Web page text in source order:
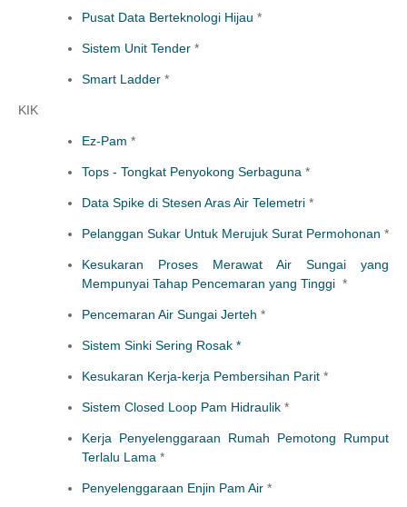
Pusat Data Berteknologi Hijau *
Sistem Unit Tender *
Smart Ladder *
KIK
Ez-Pam *
Tops - Tongkat Penyokong Serbaguna *
Data Spike di Stesen Aras Air Telemetri *
Pelanggan Sukar Untuk Merujuk Surat Permohonan *
Kesukaran Proses Merawat Air Sungai yang
Mempunyai Tahap Pencemaran yang Tinggi *
Pencemaran Air Sungai Jerteh *
Sistem Sinki Sering Rosak *
Kesukaran Kerja-kerja Pembersihan Parit *
Sistem Closed Loop Pam Hidraulik *
Kerja Penyelenggaraan Rumah Pemotong Rumput
Terlalu Lama *
Penyelenggaraan Enjin Pam Air *